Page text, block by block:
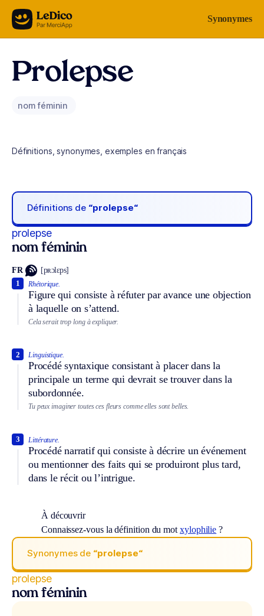
Aller au contenu Synonymes
Prolepse
nom féminin
Définitions, synonymes, exemples en français
Définitions de “prolepse“
prolepse
nom féminin
FR [pʀɔlɛps]
Rhétorique.
Figure qui consiste à réfuter par avance une objection
à laquelle on s’attend.
1
Cela serait trop long à expliquer.
Linguistique.
Procédé syntaxique consistant à placer dans la
principale un terme qui devrait se trouver dans la
subordonnée.
2
Tu peux imaginer toutes ces fleurs comme elles sont belles.
Littérature.
Procédé narratif qui consiste à décrire un événement
ou mentionner des faits qui se produiront plus tard,
dans le récit ou l’intrigue.
3
À découvrir
Connaissez-vous la définition du mot xylophilie ?
Synonymes de “prolepse“
prolepse
nom féminin